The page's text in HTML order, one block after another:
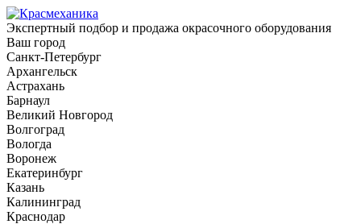
Экспертный подбор и продажа окрасочного оборудования
Ваш город
Санкт-Петербург
Архангельск
Астрахань
Барнаул
Великий Новгород
Волгоград
Вологда
Воронеж
Екатеринбург
Казань
Калининград
Краснодар